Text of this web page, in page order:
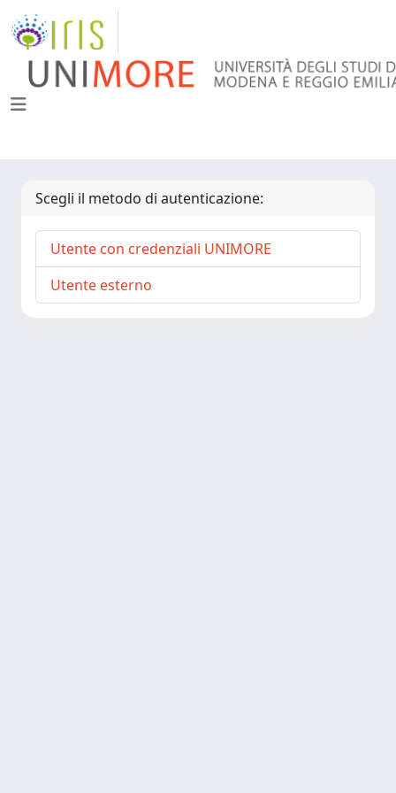
Scegli il metodo di autenticazione:
Utente con credenziali UNIMORE
Utente esterno